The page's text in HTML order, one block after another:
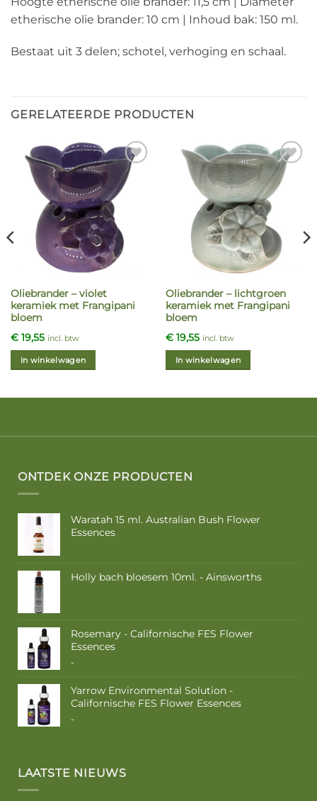
etherische olie brander: 10 cm | Inhoud bak: 150 ml.
Bestaat uit 3 delen; schotel, verhoging en schaal.
GERELATEERDE PRODUCTEN
Oliebrander – violet
keramiek met Frangipani
bloem
€19,55 incl. btw
In winkelwagen
Oliebrander – lichtgroen
keramiek met Frangipani
bloem
€19,55 incl. btw
In winkelwagen
ONTDEK ONZE PRODUCTEN
Waratah 15 ml. Australian Bush Flower
Essences
Holly bach bloesem 10ml. - Ainsworths
Rosemary - Californische FES Flower
Essences
-Prijsklasse:
tot
€ 17,50
Yarrow Environmental Solution -
Californische FES Flower Essences
-Prijsklasse:
LAATSTE NIEUWS